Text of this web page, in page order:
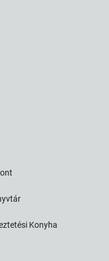
Konyha